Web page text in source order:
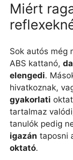
Miért
Sok autós még
ABS kattanó,
elengedi.
hivatkoznak,
gyakorlati
tartalmaz
tanulók pedig
igazán taposni
oktató.